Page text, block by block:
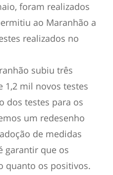
foram realizados
ao Maranhão a
realizados no
subiu três
1,2 mil novos testes
dos testes para os
um redesenho
de medidas
garantir que os
quanto os positivos.